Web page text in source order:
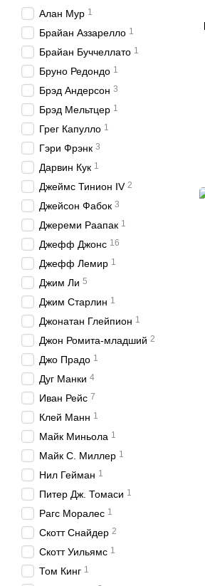
Алан Мур 1
Брайан Аззарелло 1
Брайан Буччеллато 1
Бруно Редондо 1
Брэд Андерсон 3
Брэд Мельтцер 1
Грег Капулло 1
Гэри Фрэнк 3
Дарвин Кук 1
Джеймс Тинион IV 2
Джейсон Фабок 3
Джереми Раапак 1
Джефф Джонс 16
Джефф Лемир 1
Джим Ли 5
Джим Старлин 1
Джонатан Глейпион 1
Джон Ромита-младший 2
Джо Прадо 1
Дуг Манки 4
Иван Рейс 7
Клей Манн 1
Майк Миньола 1
Майк С. Миллер 1
Нил Гейман 1
Питер Дж. Томаси 1
Рагс Моралес 1
Скотт Снайдер 2
Скотт Уильямс 1
Том Кинг 1